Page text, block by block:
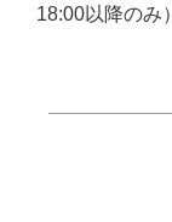
18:00以降のみ